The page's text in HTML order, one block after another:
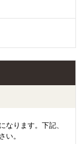
なります。下記、
い。